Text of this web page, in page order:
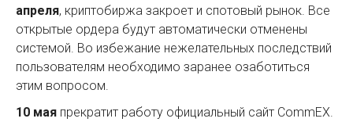
апреля, криптобиржа закроет и спотовый рынок. Все
открытые ордера будут автоматически отменены
системой. Во избежание нежелательных последствий
пользователям необходимо заранее озаботиться
этим вопросом.
10 мая прекратит работу официальный сайт CommEX.